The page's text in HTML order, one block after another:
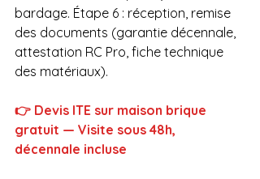
bardage. Étape 6 : réception, remise
des documents (garantie décennale,
attestation RC Pro, fiche technique
des matériaux).
👉 Devis ITE sur maison brique
gratuit — Visite sous 48h,
décennale incluse